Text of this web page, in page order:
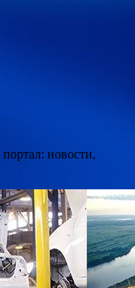
новости,